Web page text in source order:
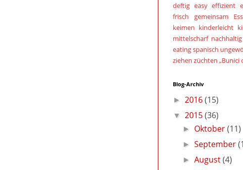
deftig easy effizient
frisch
gemeinsam
keimen kinderleicht
mittelscharf nachhaltig
eatingspanisch
ziehen züchten „Bunici
Blog-Archiv
► 2016(15)
▼ 2015(36)
► Oktober(11)
►September
►August(4)